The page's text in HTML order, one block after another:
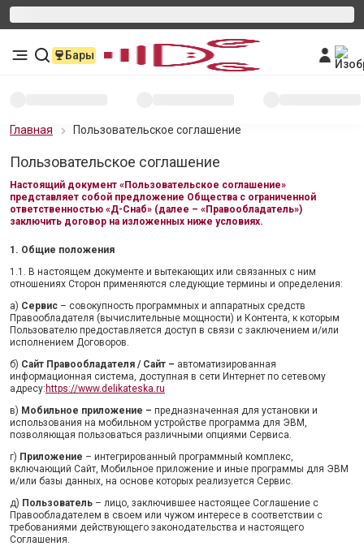
Бары
Главная Пользовательское соглашение
Пользовательское соглашение
Настоящий документ «Пользовательское соглашение»
представляет собой предложение Общества с ограниченной
ответственностью «Д-Снаб» (далее – «Правообладатель»)
заключить договор на изложенных ниже условиях.
1. Общие положения
1.1. В настоящем документе и вытекающих или связанных с ним
отношениях Сторон применяются следующие термины и определения:
а) Сервис – совокупность программных и аппаратных средств
Правообладателя (вычислительные мощности) и Контента, к которым
Пользователю предоставляется доступ в связи с заключением и/или
исполнением Договоров.
б) Сайт Правообладателя / Сайт – автоматизированная
информационная система, доступная в сети Интернет по сетевому
адресу: https://www.delikateska.ru
в) Мобильное приложение – предназначенная для установки и
использования на мобильном устройстве программа для ЭВМ,
позволяющая пользоваться различными опциями Сервиса.
г) Приложение – интегрированный программный комплекс,
включающий Сайт, Мобильное приложение и иные программы для ЭВМ
и/или базы данных, на основе которых реализуется Сервис.
д) Пользователь – лицо, заключившее настоящее Соглашение с
Правообладателем в своем или чужом интересе в соответствии с
требованиями действующего законодательства и настоящего
Соглашения.